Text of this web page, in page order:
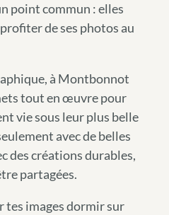
point commun : elles
de ses photos au
à Montbonnot
tout en œuvre pour
vie sous leur plus belle
avec de belles
des créations durables,
partagées.
tes images dormir sur